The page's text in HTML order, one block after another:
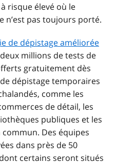
risque élevé où le
n’est pas toujours porté.
de dépistage améliorée
millions de tests de
gratuitement dès
dépistage temporaires
comme les
de détail, les
publiques et les
Des équipes
dans près de 50
certains seront situés